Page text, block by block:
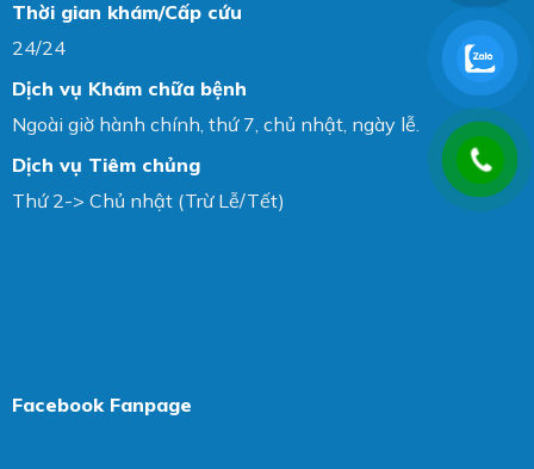
Thời gian khám/Cấp cứu
24/24
Dịch vụ Khám chữa bệnh
Ngoài giờ hành chính, thứ 7, chủ nhật, ngày lễ.
Dịch vụ Tiêm chủng
Thứ 2-> Chủ nhật (Trừ Lễ/Tết)
Facebook Fanpage